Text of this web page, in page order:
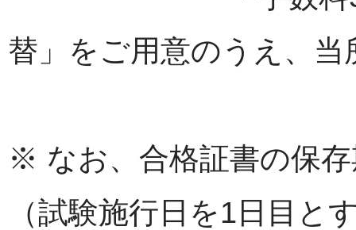
替」をご用意のうえ、
※ なお、合格証書の保
（試験施行日を1日目と